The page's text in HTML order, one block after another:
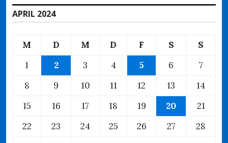
APRIL 2024
M D M D F S
S
1
2 3 4 5 6
7
8
9 10 11 12 13
14
15
16 17 18 19 20
21
22
23 24 25 26 27
28